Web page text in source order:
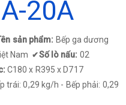
20A
sản phẩm: Bếp ga dương
Nam ✔Số lò nấu: 02
C180 x R395 x D717
trái: 0,29 kg/h - Bếp phải: 0,29